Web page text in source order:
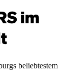
im
beliebtestem